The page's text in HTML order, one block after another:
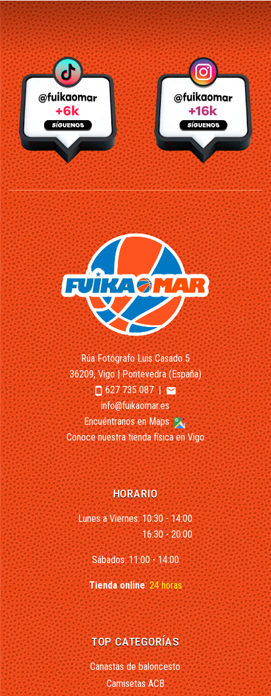
Rúa Fotógrafo Luis Casado 5
36209, Vigo | Pontevedra (España)
smartphone627 735 087|email
info@fuikaomar.es
Encuéntranos en Maps
Conoce nuestra tienda física en Vigo
HORARIO
Lunes a Viernes: 10:30 - 14:00
16:30 - 20:00
Sábados: 11:00 - 14:00
Tienda online:24 horas
TOP CATEGORÍAS
Canastas de baloncesto
Camisetas ACB